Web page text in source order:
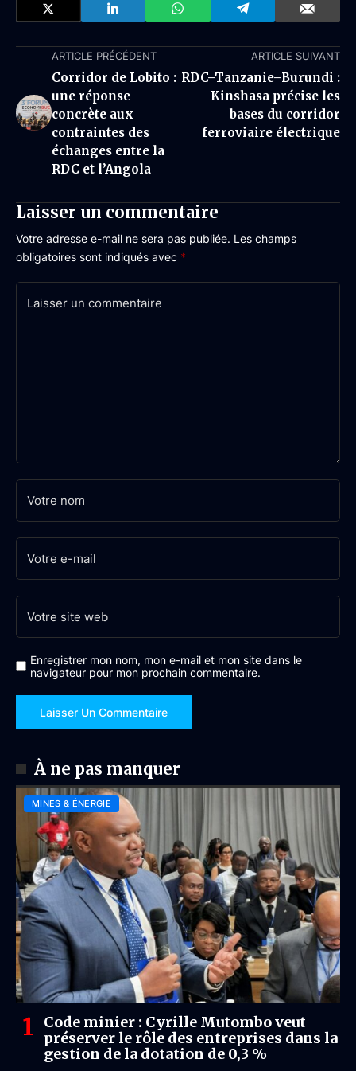
ARTICLE PRÉCÉDENT
Corridor de Lobito :
une réponse
concrète aux
contraintes des
échanges entre la
RDC et l’Angola
ARTICLE SUIVANT
RDC–Tanzanie–Burundi :
Kinshasa précise les
bases du corridor
ferroviaire électrique
Laisser un commentaire
Votre adresse e-mail ne sera pas publiée. Les champs
obligatoires sont indiqués avec *
Enregistrer mon nom, mon e-mail et mon site dans le
navigateur pour mon prochain commentaire.
À ne pas manquer
MINES & ÉNERGIE
Code minier : Cyrille Mutombo veut
préserver le rôle des entreprises dans la
gestion de la dotation de 0,3 %